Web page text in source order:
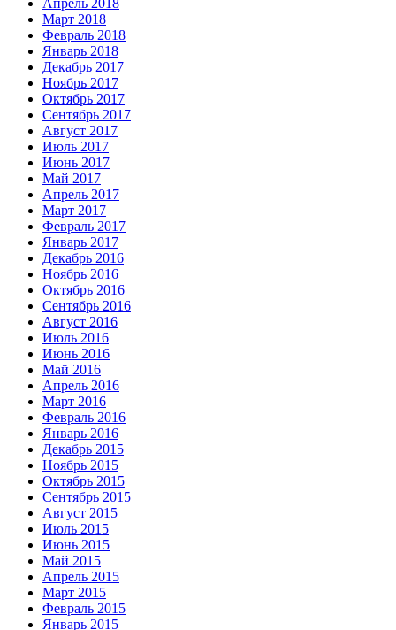
Март 2018
Февраль 2018
Январь 2018
Декабрь 2017
Ноябрь 2017
Октябрь 2017
Сентябрь 2017
Август 2017
Июль 2017
Июнь 2017
Май 2017
Апрель 2017
Март 2017
Февраль 2017
Январь 2017
Декабрь 2016
Ноябрь 2016
Октябрь 2016
Сентябрь 2016
Август 2016
Июль 2016
Июнь 2016
Май 2016
Апрель 2016
Март 2016
Февраль 2016
Январь 2016
Декабрь 2015
Ноябрь 2015
Октябрь 2015
Сентябрь 2015
Август 2015
Июль 2015
Июнь 2015
Май 2015
Апрель 2015
Март 2015
Февраль 2015
Январь 2015